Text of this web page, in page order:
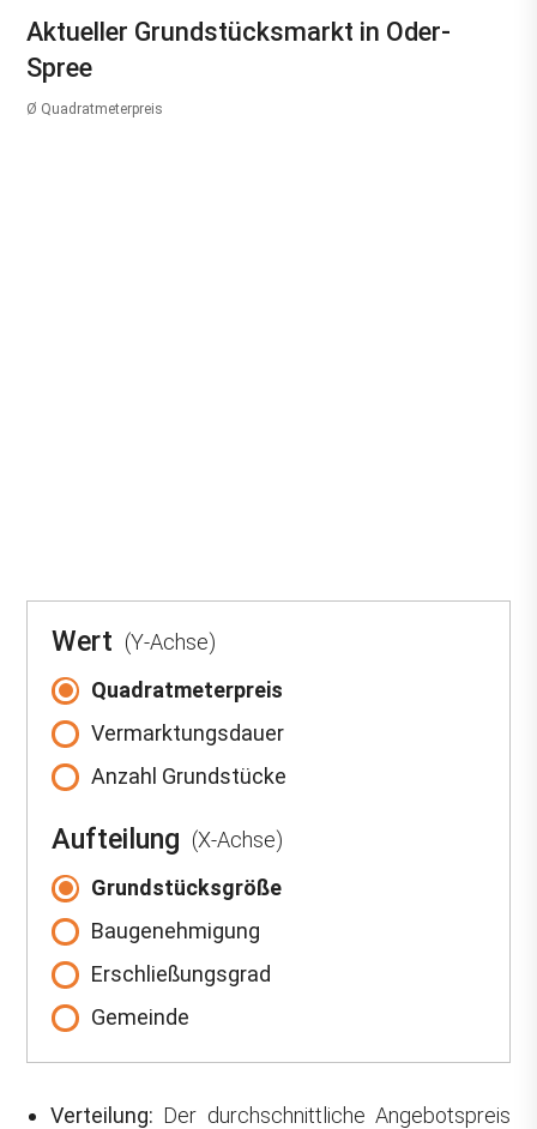
Aktueller Grundstücksmarkt in Oder-
Spree
Ø Quadratmeterpreis
Wert (Y-Achse)
Quadratmeterpreis
Vermarktungsdauer
Anzahl Grundstücke
Aufteilung (X-Achse)
Grundstücksgröße
Baugenehmigung
Erschließungsgrad
Gemeinde
Verteilung: Der durchschnittliche Angebotspreis